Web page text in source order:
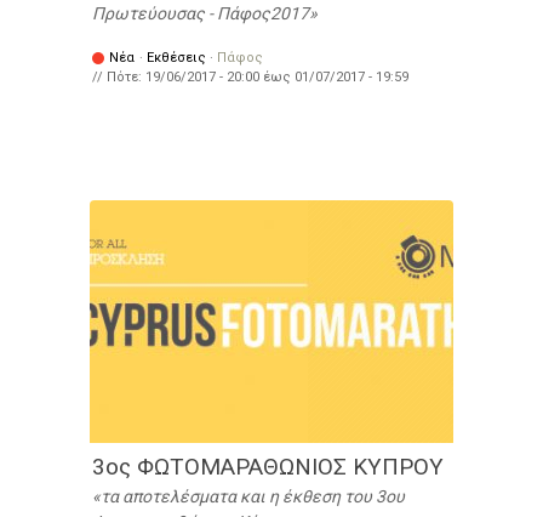
Πρωτεύουσας - Πάφος2017
Νέα · Εκθέσεις · Πάφος
// Πότε: 19/06/2017 - 20:00 έως 01/07/2017 - 19:59
3ος ΦΩΤΟΜΑΡΑΘΩΝΙΟΣ ΚΥΠΡΟΥ
τα αποτελέσματα και η έκθεση του 3ου